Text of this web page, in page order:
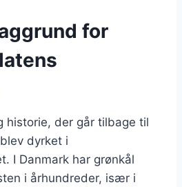
for
historie, der går tilbage til
dyrket i
I Danmark har grønkål
i århundreder, især i